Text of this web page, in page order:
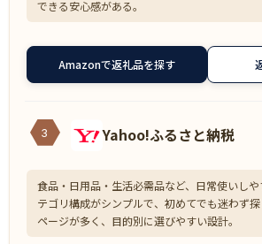
できる安心感がある。
Amazonで返礼品を探す
3 Yahoo!ふるさと納税
食品・日用品・生活必需品など、日常使いし
テゴリ構成がシンプルで、初めてでも迷わず
ページが多く、目的別に選びやすい設計。